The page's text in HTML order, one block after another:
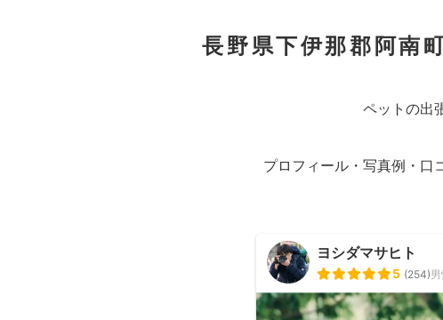
長野県下伊那郡阿南
ペットの出
プロフィール・写真例・口
ヨシダマサヒト
5 (254)